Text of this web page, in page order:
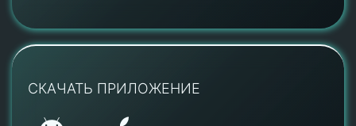
СКАЧАТЬ ПРИЛОЖЕНИЕ